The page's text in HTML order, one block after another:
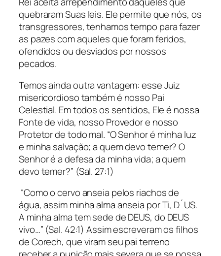
quebraram Suas leis. Ele permite que nós, os
transgressores, tenhamos tempo para fazer
as pazes com aqueles que foram feridos,
ofendidos ou desviados por nossos
pecados.
Temos ainda outra vantagem: esse Juiz
misericordioso também é nosso Pai
Celestial. Em todos os sentidos, Ele é nossa
Fonte de vida, nosso Provedor e nosso
Protetor de todo mal. “O Senhor é minha luz
e minha salvação; a quem devo temer? O
Senhor é a defesa da minha vida; a quem
devo temer?” (Sal. 27:1)
“Como o cervo anseia pelos riachos de
água, assim minha alma anseia por Ti, D´US.
A minha alma tem sede de DEUS, do DEUS
vivo…” (Sal. 42:1) Assim escreveram os filhos
de Corech, que viram seu pai terreno